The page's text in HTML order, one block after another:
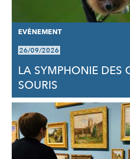
EVÈNEMENT
26/09/2026
LA SYMPHONIE DES
SOURIS